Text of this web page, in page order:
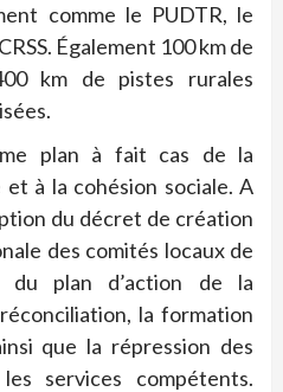
comme le PUDTR, le
Également 100 km de
km de pistes rurales
plan à fait cas de la
à la cohésion sociale. A
du décret de création
des comités locaux de
du plan d’action de la
la formation
que la répression des
services compétents.